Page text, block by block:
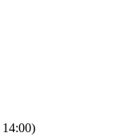
14:00)